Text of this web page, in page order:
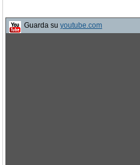
Guarda su youtube.com